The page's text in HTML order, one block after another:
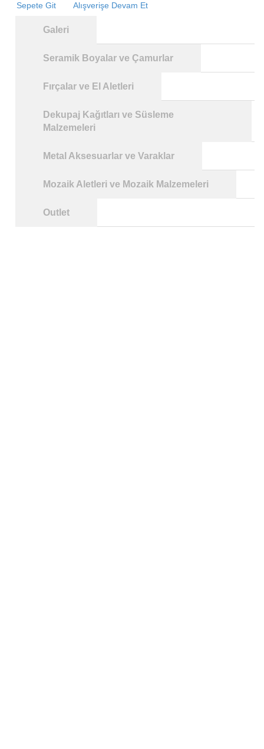
Sepete Git Alışverişe Devam Et
Galeri
Seramik Boyalar ve Çamurlar
Fırçalar ve El Aletleri
Dekupaj Kağıtları ve Süsleme
Malzemeleri
Metal Aksesuarlar ve Varaklar
Mozaik Aletleri ve Mozaik Malzemeleri
Outlet